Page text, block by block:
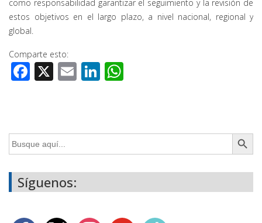
como responsabilidad garantizar el seguimiento y la revisión de
estos objetivos en el largo plazo, a nivel nacional, regional y
global.
Comparte esto:
Facebook
X EmailLinkedIn
Buscar: Botón de
Síguenos: